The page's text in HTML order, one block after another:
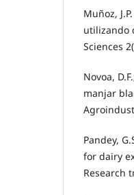
Muñoz,
utilizando
Sciences
Novoa,
manjar
Pandey,
for dairy
Research